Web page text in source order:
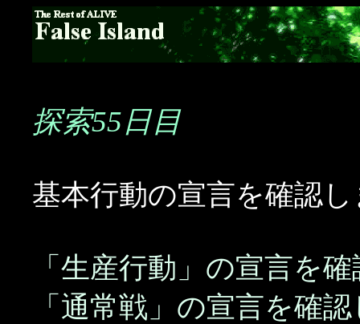
探索55日目
基本行動の宣言を確認
「生産行動」の宣言を
「通常戦」の宣言を確